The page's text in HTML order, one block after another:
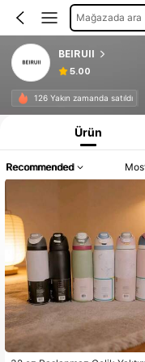
Mağazada ara
BEIRUII
5.00
126 Yakın zamanda satıldı
Ürün
Recommended